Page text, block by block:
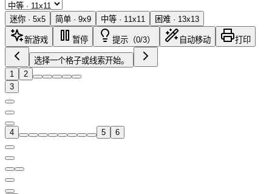
迷你 · 5x5 简单 · 9x9 中等 · 11x11 困难 · 13x13
新游戏 暂停 提示（0/3） 自动移动 打印
选择一个格子或线索开始。
1
2
3
4 5 6